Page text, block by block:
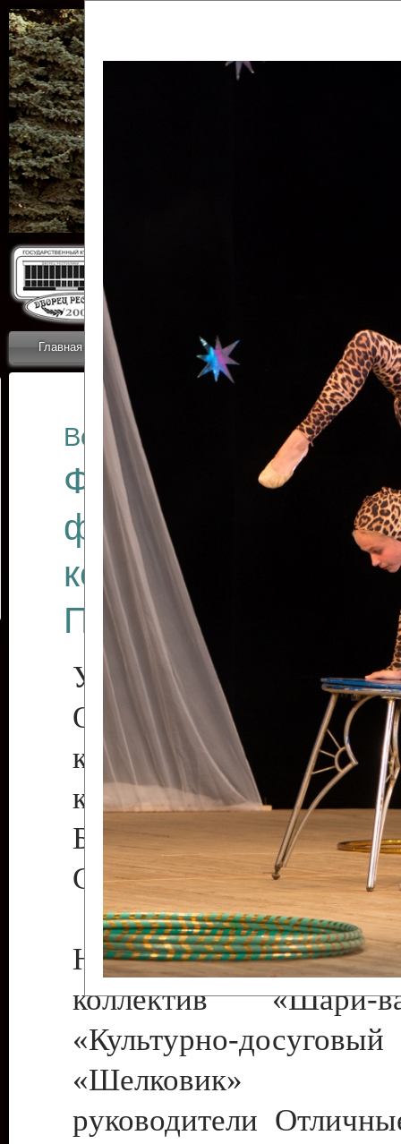
Главная Коллективы Новости
ОТЧЕТЫ ГКЦ
Все отчеты
Финал
фестиваля
коллективов
Приднестровского
Участники фестиваля:
Образцовый
коллектив
культуры с.
Бендеры ,
Светлана Георгиевна
Народный цирковой
коллектив
«Культурно-
«Шелковик»
руководители